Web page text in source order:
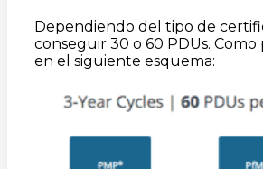
Dependiendo del tipo de
conseguir 30 o 60 PDUs.
en el siguiente esquema: